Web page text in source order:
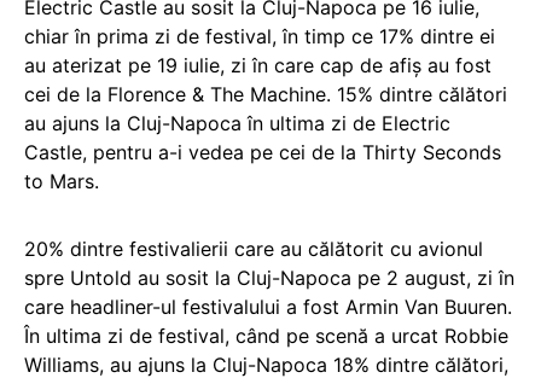
Electric Castle au sosit la Cluj-Napoca pe 16 iulie,
chiar în prima zi de festival, în timp ce 17% dintre ei
au aterizat pe 19 iulie, zi în care cap de afiș au fost
cei de la Florence & The Machine. 15% dintre călători
au ajuns la Cluj-Napoca în ultima zi de Electric
Castle, pentru a-i vedea pe cei de la Thirty Seconds
to Mars.
20% dintre festivalierii care au călătorit cu avionul
spre Untold au sosit la Cluj-Napoca pe 2 august, zi în
care headliner-ul festivalului a fost Armin Van Buuren.
În ultima zi de festival, când pe scenă a urcat Robbie
Williams, au ajuns la Cluj-Napoca 18% dintre călători,